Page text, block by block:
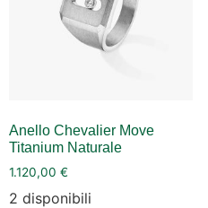
Anello Chevalier Move
Titanium Naturale
1.120,00 €
2 disponibili